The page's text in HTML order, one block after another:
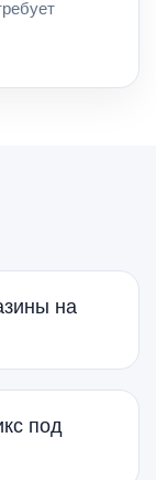
на
под